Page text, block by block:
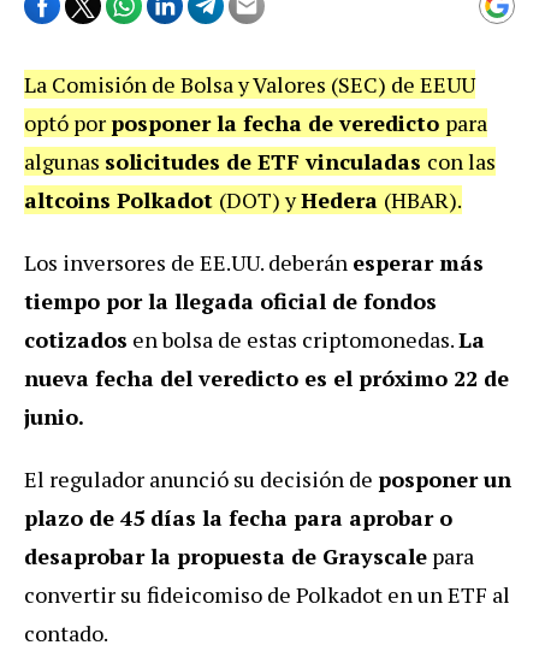
La Comisión de Bolsa y Valores (SEC) de EEUU
optó porposponer la fecha de veredicto para
algunas solicitudes de ETF vinculadas con las
altcoins Polkadot (DOT) yHedera (HBAR).
Los inversores de EE.UU. deberán esperar más
tiempo por la llegada oficial de fondos
cotizados en bolsa de estas criptomonedas.La
nueva fecha del veredicto es el próximo 22 de
junio.
El regulador anunció su decisión de posponer un
plazo de 45 días la fecha para aprobar o
desaprobar la propuesta de Grayscale para
convertir su fideicomiso de Polkadot en un ETF al
contado.